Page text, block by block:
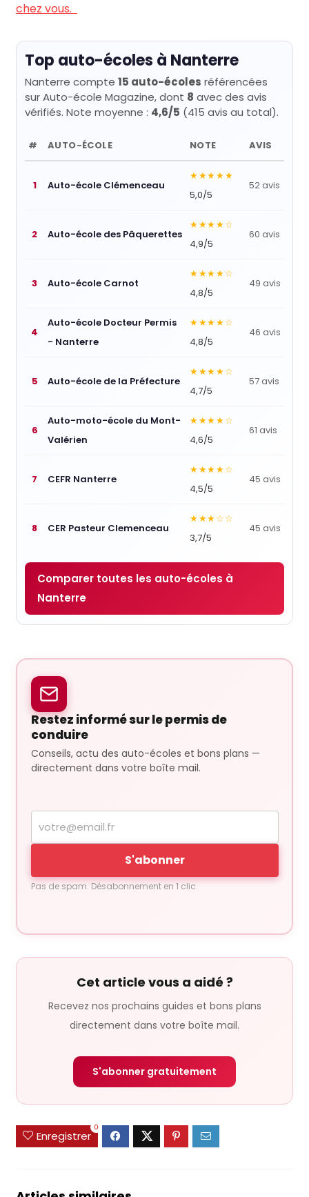
chez vous.
Top auto-écoles à Nanterre
Nanterre compte 15 auto-écoles référencées
sur Auto-école Magazine, dont 8 avec des avis
vérifiés. Note moyenne : 4,6/5 (415 avis au total).
# AUTO-ÉCOLE NOTE AVIS
1 Auto-école Clémenceau
★★★★★
5,0/5
52 avis
2 Auto-école des Pâquerettes
★★★★☆
4,9/5
60 avis
3 Auto-école Carnot
★★★★☆
4,8/5
49 avis
4
Auto-école Docteur Permis
- Nanterre
★★★★☆
4,8/5
46 avis
5 Auto-école de la Préfecture
★★★★☆
4,7/5
57 avis
6
Auto-moto-école du Mont-
Valérien
★★★★☆
4,6/5
61 avis
7 CEFR Nanterre
★★★★☆
4,5/5
45 avis
8 CER Pasteur Clemenceau
★★★☆☆
3,7/5
45 avis
Comparer toutes les auto-écoles à
Nanterre
Restez informé sur le permis de
conduire
Conseils, actu des auto-écoles et bons plans —
directement dans votre boîte mail.
adresse
mail
S'abonner
Pas de spam. Désabonnement en 1 clic.
Cet article vous a aidé ?
Recevez nos prochains guides et bons plans
directement dans votre boîte mail.
S'abonner gratuitement
Enregistrer
0